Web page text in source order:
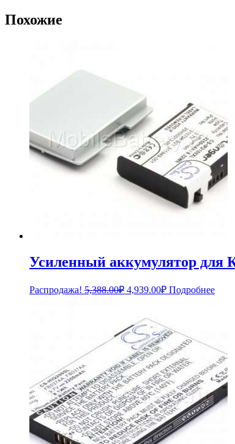
Похожие
Усиленный аккумулятор для
Распродажа! 5,388.00₽ Первоначальная
5,388.00₽.
4,939.00₽Текущая
цена:
Подробнее